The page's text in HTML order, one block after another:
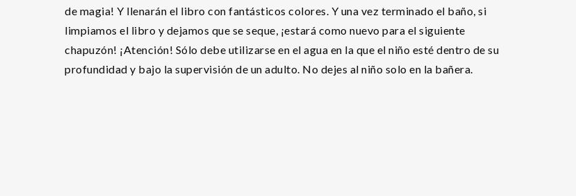
de magia! Y llenarán el libro con fantásticos colores. Y una vez terminado el baño, si
limpiamos el libro y dejamos que se seque, ¡estará como nuevo para el siguiente
chapuzón! ¡Atención! Sólo debe utilizarse en el agua en la que el niño esté dentro de su
profundidad y bajo la supervisión de un adulto. No dejes al niño solo en la bañera.